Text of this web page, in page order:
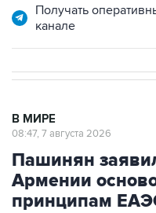
Получать
канале
В МИРЕ
08:47, 7 августа 2026
Пашинян
Армении
принципам